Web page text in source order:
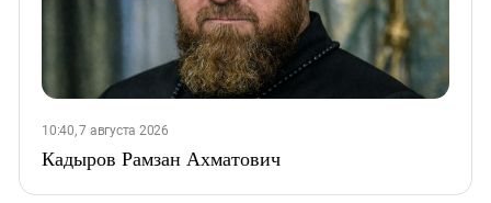
10:40, 7 августа 2026
Кадыров Рамзан Ахматович